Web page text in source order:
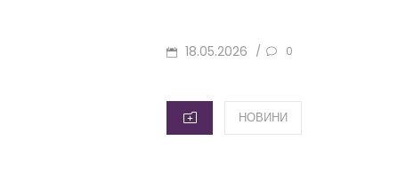
POSTED
18.05.2026 / 0
CATEGORIES
НОВИНИ